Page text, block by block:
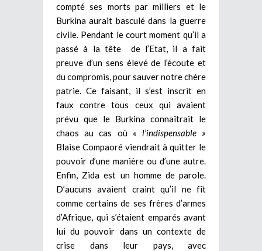
compté ses morts par milliers et le
Burkina aurait basculé dans la guerre
civile. Pendant le court moment qu’il a
passé à la tête de l’Etat, il a fait
preuve d’un sens élevé de l’écoute et
du compromis, pour sauver notre chère
patrie. Ce faisant, il s’est inscrit en
faux contre tous ceux qui avaient
prévu que le Burkina connaîtrait le
chaos au cas où « l’indispensable »
Blaise Compaoré viendrait à quitter le
pouvoir d’une manière ou d’une autre.
Enfin, Zida est un homme de parole.
D’aucuns avaient craint qu’il ne fît
comme certains de ses frères d’armes
d’Afrique, qui s’étaient emparés avant
lui du pouvoir dans un contexte de
crise dans leur pays, avec